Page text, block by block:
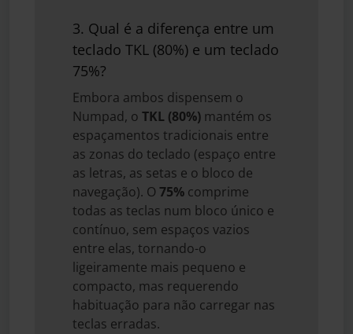
3. Qual é a diferença entre um
teclado TKL (80%) e um teclado
75%?
Embora ambos dispensem o
Numpad, o TKL (80%) mantém os
espaçamentos tradicionais entre
as zonas do teclado (espaço entre
as letras, as setas e o bloco de
navegação). O 75% comprime
todas as teclas num bloco único e
contínuo, sem espaços vazios
entre elas, tornando-o
ligeiramente mais pequeno e
compacto, mas requerendo
habituação para não carregar nas
teclas erradas.